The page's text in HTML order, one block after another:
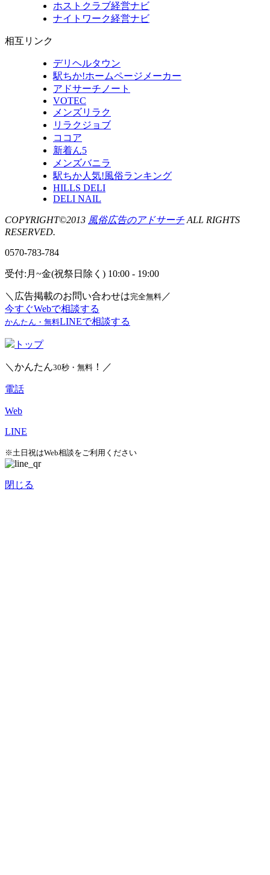
ホストクラブ経営ナビ
ナイトワーク経営ナビ
相互リンク
デリヘルタウン
駅ちか!ホームページメーカー
アドサーチノート
VOTEC
メンズリラク
リラクジョブ
ココア
新着ん5
メンズバニラ
駅ちか人気!風俗ランキング
HILLS DELI
DELI NAIL
COPYRIGHT©2013 風俗広告のアドサーチALL RIGHTS
RESERVED.
0570-783-784
受付:月~金(祝祭日除く) 10:00 - 19:00
＼広告掲載のお問い合わせは完全無料 ／
今すぐWebで相談する
かんたん・無料LINEで相談する
トップ
＼かんたん30秒・無料 ！／
電話
Web
LINE
※土日祝はWeb相談をご利用ください
閉じる